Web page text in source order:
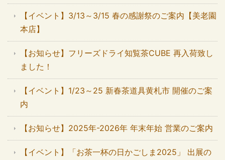
【イベント】3/13～3/15 春の感謝祭のご案内【美老園
本店】
【お知らせ】フリーズドライ知覧茶CUBE 再入荷致し
ました！
【イベント】1/23～25 新春茶道具黄札市 開催のご案
内
【お知らせ】2025年-2026年 年末年始 営業のご案内
【イベント】「お茶一杯の日かごしま2025」 出展の